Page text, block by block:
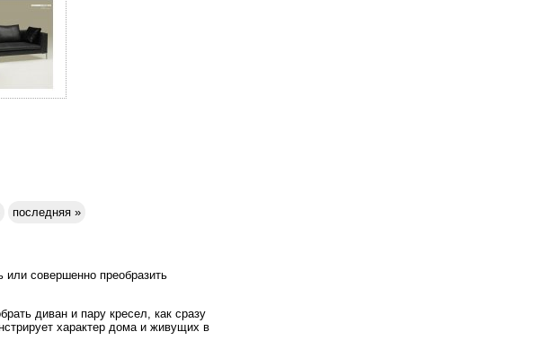
последняя »
совершенно преобразить
диван и пару кресел, как сразу
характер дома и живущих в